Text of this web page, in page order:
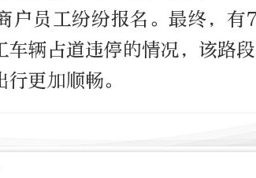
户员工纷纷报名。最终，有
车辆占道违停的情况，该路
更加顺畅。